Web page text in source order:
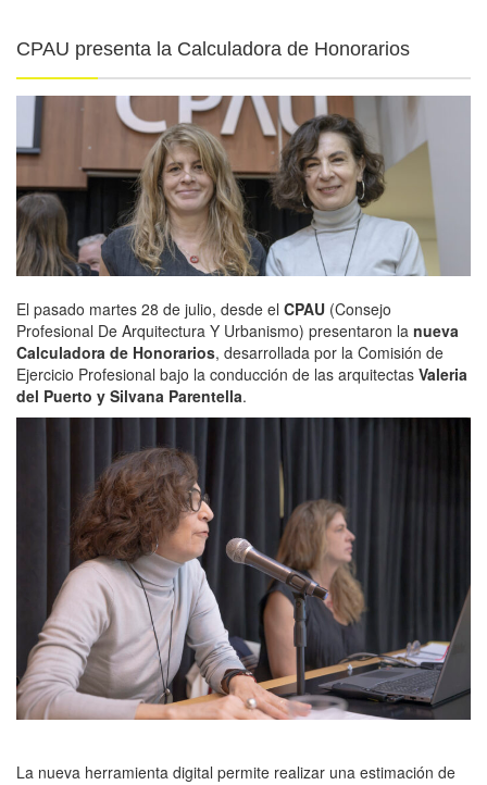
CPAU presenta la Calculadora de Honorarios
El pasado martes 28 de julio, desde el CPAU (Consejo
Profesional De Arquitectura Y Urbanismo) presentaron la nueva
Calculadora de Honorarios, desarrollada por la Comisión de
Ejercicio Profesional bajo la conducción de las arquitectas Valeria
del Puerto y Silvana Parentella.
La nueva herramienta digital permite realizar una estimación de